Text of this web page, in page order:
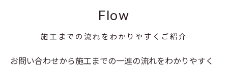
施工までの流れをわかりやすくご紹介
Flow
お問い合わせから施工までの一連の流れをわかりやすく